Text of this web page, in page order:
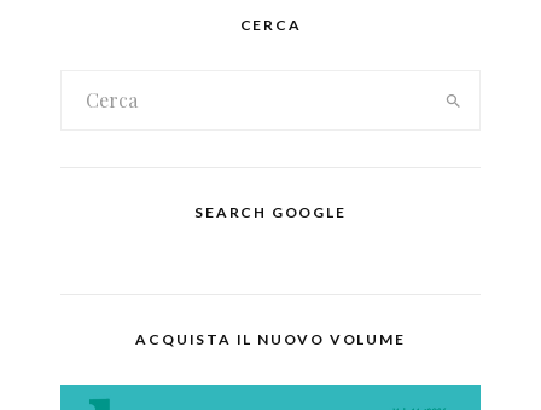
CERCA
SEARCH GOOGLE
ACQUISTA IL NUOVO VOLUME